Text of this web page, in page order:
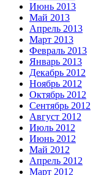
Июнь 2013
Май 2013
Апрель 2013
Март 2013
Февраль 2013
Январь 2013
Декабрь 2012
Ноябрь 2012
Октябрь 2012
Сентябрь 2012
Август 2012
Июль 2012
Июнь 2012
Май 2012
Апрель 2012
Март 2012